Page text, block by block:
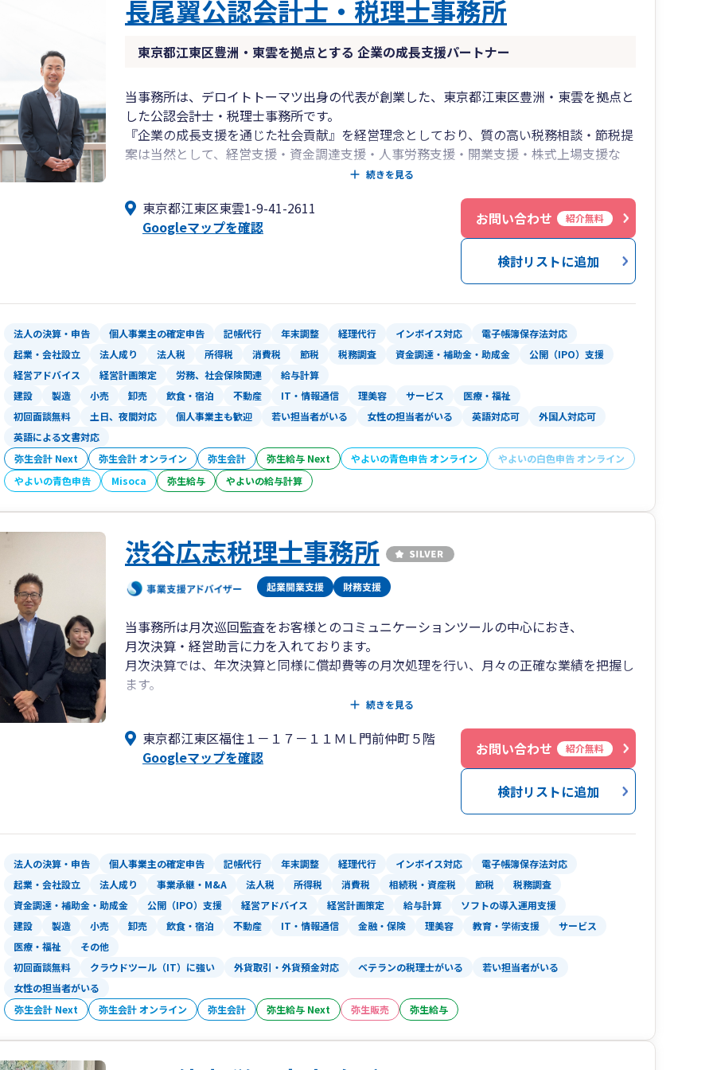
長尾翼公認会計士・税理士事務所
東京都江東区豊洲・東雲を拠点とする 企業の成長支援パートナー
当事務所は、デロイトトーマツ出身の代表が創業した、東京都江東区豊洲・東雲を拠点と
した公認会計士・税理士事務所です。
『企業の成長支援を通じた社会貢献』を経営理念としており、質の高い税務相談・節税提
案は当然として、経営支援・資金調達支援・人事労務支援・開業支援・株式上場支援な
ど、より経営に踏み込んだサービスを提供しています。
の長期的なパートナーとして、お客様の発展を全力でサポートいたします。中央区・江東
区を中心に全国のお客様にご利用いただいております。
続きを見る
東京都江東区東雲1-9-41-2611
Googleマップを確認
お問い合わせ 紹介無料
検討リストに追加
法人の決算・申告 個人事業主の確定申告 記帳代行 年末調整 経理代行 インボイス対応
電子帳簿保存法対応
起業・会社設立
法人成り 法人税 所得税 消費税 節税 税務調査 資金調達・補助金・助成金
公開（IPO）支援
経営アドバイス
経営計画策定 労務、社会保険関連
給与計算
建設
製造 小売 卸売 飲食・宿泊 不動産 IT・情報通信 理美容 サービス
医療・福祉
初回面談無料
土日、夜間対応 個人事業主も歓迎 若い担当者がいる 女性の担当者がいる 英語対応可
外国人対応可
英語による文書対応
弥生会計 Next
弥生会計 オンライン 弥生会計 弥生給与 Next やよいの青色申告 オンライン
やよいの白色申告 オンライン
やよいの青色申告
Misoca 弥生給与 やよいの給与計算
渋谷広志税理士事務所
当事務所は月次巡回監査をお客様とのコミュニケーションツールの中心におき、
月次決算・経営助言に力を入れております。
月次決算では、年次決算と同様に償却費等の月次処理を行い、月々の正確な業績を把握し
ます。
経営助言では経営者の方にお時間を頂き、月次決算に基づく業績の報告、今後の見通しに
続きを見る
東京都江東区福住１－１７－１１ＭＬ門前仲町５階
Googleマップを確認
お問い合わせ 紹介無料
検討リストに追加
法人の決算・申告 個人事業主の確定申告 記帳代行 年末調整 経理代行 インボイス対応
電子帳簿保存法対応
起業・会社設立
法人成り 事業承継・M&A 法人税 所得税 消費税 相続税・資産税 節税
税務調査
資金調達・補助金・助成金
公開（IPO）支援 経営アドバイス 経営計画策定 給与計算
ソフトの導入運用支援
建設
製造 小売 卸売 飲食・宿泊 不動産 IT・情報通信 金融・保険 理美容 教育・学術支援
サービス
医療・福祉
その他
初回面談無料
クラウドツール（IT）に強い 外貨取引・外貨預金対応 ベテランの税理士がいる
若い担当者がいる
女性の担当者がいる
弥生会計 Next
弥生会計 オンライン 弥生会計 弥生給与 Next 弥生販売 弥生給与